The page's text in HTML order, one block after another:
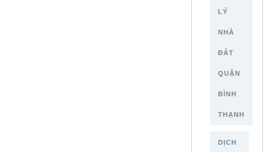
LÝ
NHÀ
ĐẤT
QUẬN
BÌNH
THẠNH
DỊCH